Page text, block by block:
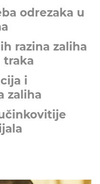
odrezaka u
razina zaliha
traka
i
zaliha